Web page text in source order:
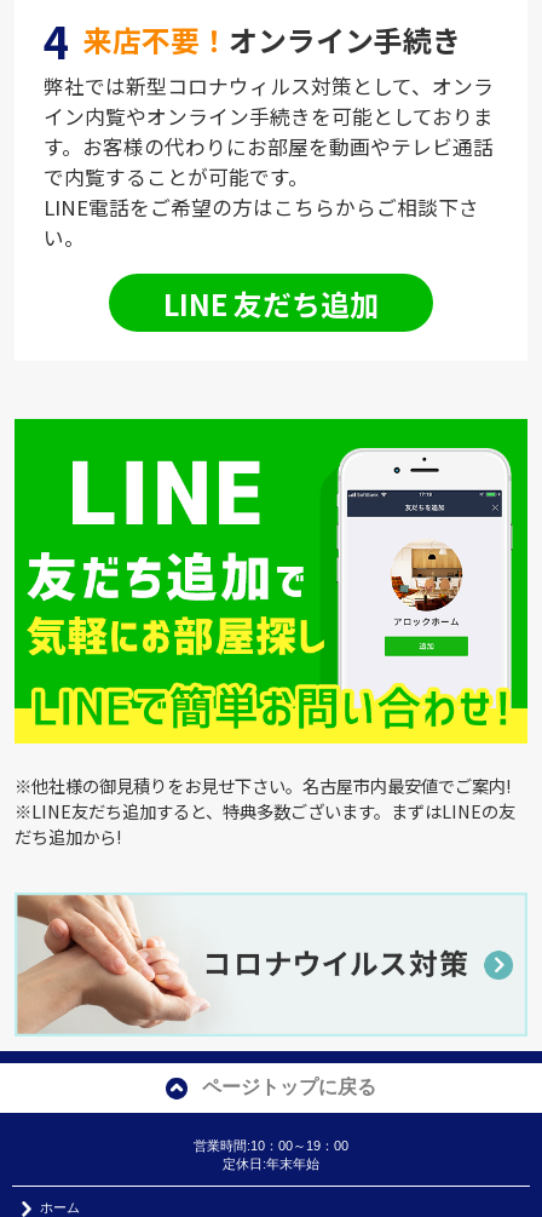
4 来店不要！ オンライン手続き
弊社では新型コロナウィルス対策として、オンラ
イン内覧やオンライン手続きを可能としておりま
す。お客様の代わりにお部屋を動画やテレビ通話
で内覧することが可能です。
LINE電話をご希望の方はこちらからご相談下さ
い。
LINE 友だち追加
※他社様の御見積りをお見せ下さい。名古屋市内最安値でご案内!
※LINE友だち追加すると、特典多数ございます。まずはLINEの友
だち追加から!
ページトップに戻る
営業時間:10：00～19：00
定休日:年末年始
ホーム